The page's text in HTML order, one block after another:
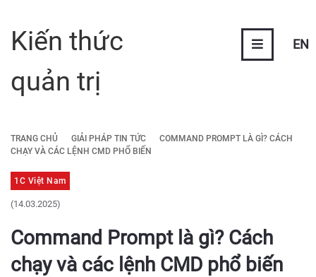
EN
Kiến thức
quản trị
TRANG CHỦ GIẢI PHÁP TIN TỨC
COMMAND PROMPT LÀ GÌ? CÁCH
CHẠY VÀ CÁC LỆNH CMD PHỔ BIẾN
1C Việt Nam
(14.03.2025)
Command Prompt là gì? Cách
chạy và các lệnh CMD phổ biến